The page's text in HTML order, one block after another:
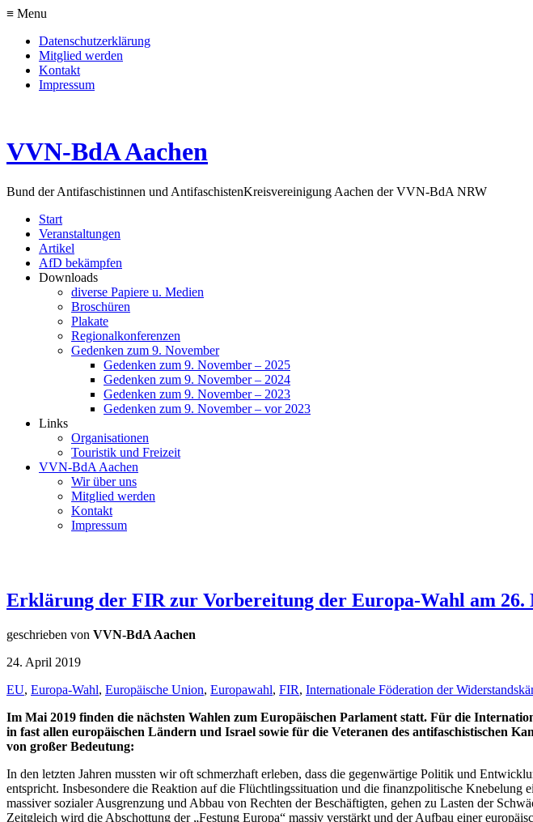
≡ Menu
Datenschutzerklärung
Mitglied werden
Kontakt
Impressum
VVN-BdA Aachen
Bund der Antifaschistinnen und AntifaschistenKreisvereinigung Aachen der VVN-BdA NRW
Start
Veranstaltungen
Artikel
AfD bekämpfen
Downloads
diverse Papiere u. Medien
Broschüren
Plakate
Regionalkonferenzen
Gedenken zum 9. November
Gedenken zum 9. November – 2025
Gedenken zum 9. November – 2024
Gedenken zum 9. November – 2023
Gedenken zum 9. November – vor 2023
Links
Organisationen
Touristik und Freizeit
VVN-BdA Aachen
Wir über uns
Mitglied werden
Kontakt
Impressum
Erklärung der FIR zur Vorbereitung der Europa-Wahl am 26.
geschrieben von VVN-BdA Aachen
24. April 2019
EU, Europa-Wahl, Europäische Union, Europawahl, FIR, Internationale Föderation der
Im Mai 2019 finden die nächsten Wahlen zum Europäischen Parlament statt. Für die
in fast allen europäischen Ländern und Israel sowie für die Veteranen des antifaschistischen
von großer Bedeutung:
In den letzten Jahren mussten wir oft schmerzhaft erleben, dass die gegenwärtige Politik und
entspricht. Insbesondere die Reaktion auf die Flüchtlingssituation und die finanzpolitische
massiver sozialer Ausgrenzung und Abbau von Rechten der Beschäftigten, gehen zu Lasten der
Zeitgleich wird die Abschottung der „Festung Europa“ massiv verstärkt und der Aufbau einer